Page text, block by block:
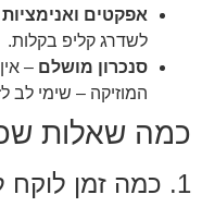
אפקטים ואנימציות
לשדרג קליפ בקלות.
סנכרון מושלם –
המוזיקה – שימי לב
כמה שאלות
1. כמה זמן לוקח להכין קליפ בת מצווה?